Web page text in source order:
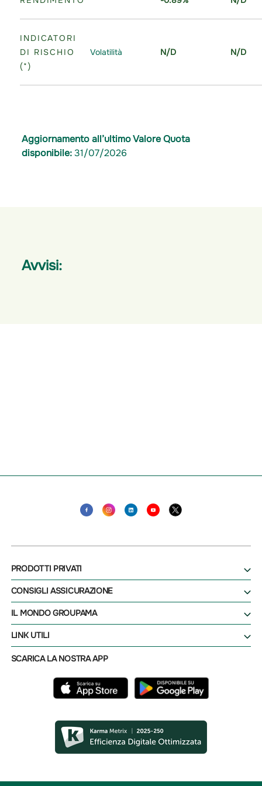
INDICATORI
DI RISCHIO
(*)
Volatilità N/D N/D
Aggiornamento all’ultimo Valore Quota
disponibile:31/07/2026
Avvisi:
PRODOTTI PRIVATI
CONSIGLI ASSICURAZIONE
IL MONDO GROUPAMA
LINK UTILI
SCARICA LA NOSTRA APP